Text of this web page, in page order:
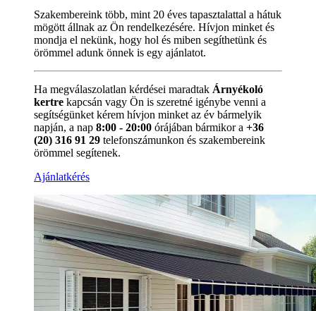
Szakembereink több, mint 20 éves tapasztalattal a hátuk
mögött állnak az Ön rendelkezésére. Hívjon minket és
mondja el nekünk, hogy hol és miben segíthetünk és
örömmel adunk önnek is egy ajánlatot.
Ha megválaszolatlan kérdései maradtak Árnyékoló
kertre kapcsán vagy Ön is szeretné igénybe venni a
segítségünket kérem hívjon minket az év bármelyik
napján, a nap 8:00 - 20:00 órájában bármikor a +36
(20) 316 91 29 telefonszámunkon és szakembereink
örömmel segítenek.
Ajánlatkérés